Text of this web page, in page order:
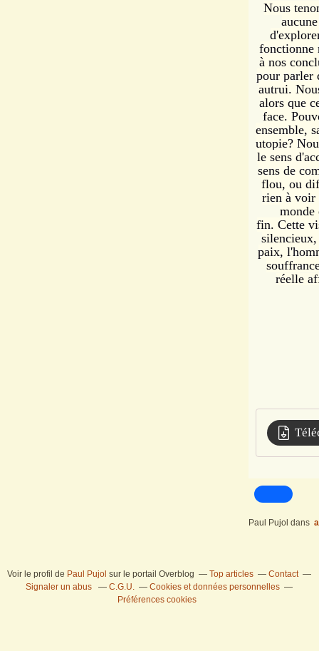
Nous
fonctionne
à nos
pour parler
autrui.
alors que
face.
ensemble,
utopie?
le sens
sens de
flou, ou
rien à voir
monde
fin. Cette
paix,
réelle
Paul Pujol dans
Voir le profil de Paul Pujol sur le portail Overblog Top articles
Contact
Signaler un abus
C.G.U.
Cookies et données personnelles
Préférences cookies